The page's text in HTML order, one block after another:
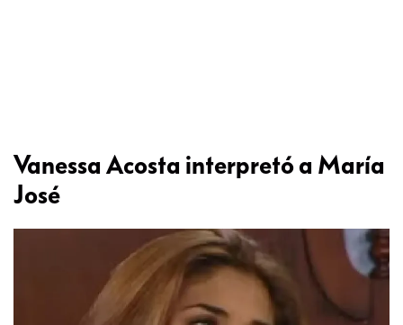
Vanessa Acosta interpretó a María
José